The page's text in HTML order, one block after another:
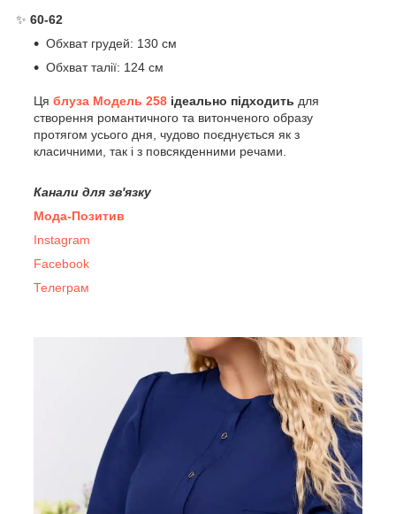
✨ 60-62
Обхват грудей: 130 см
Обхват талії: 124 см
Ця блуза Модель 258 ідеально підходить для
створення романтичного та витонченого образу
протягом усього дня, чудово поєднується як з
класичними, так і з повсякденними речами.
Канали для зв'язку
Мода-Позитив
Instagram
Facebook
Телеграм